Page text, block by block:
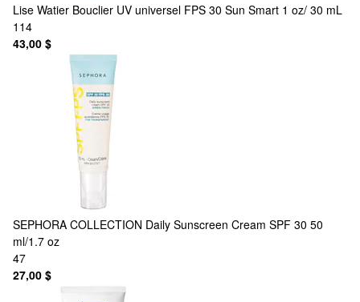
Lise Watier Bouclier UV universel FPS 30 Sun Smart 1 oz/ 30 mL
114
43,00 $
SEPHORA COLLECTION Daily Sunscreen Cream SPF 30 50
ml/1.7 oz
47
27,00 $